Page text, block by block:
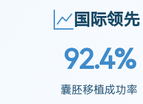
国际领
92.4%
囊胚移植成功率